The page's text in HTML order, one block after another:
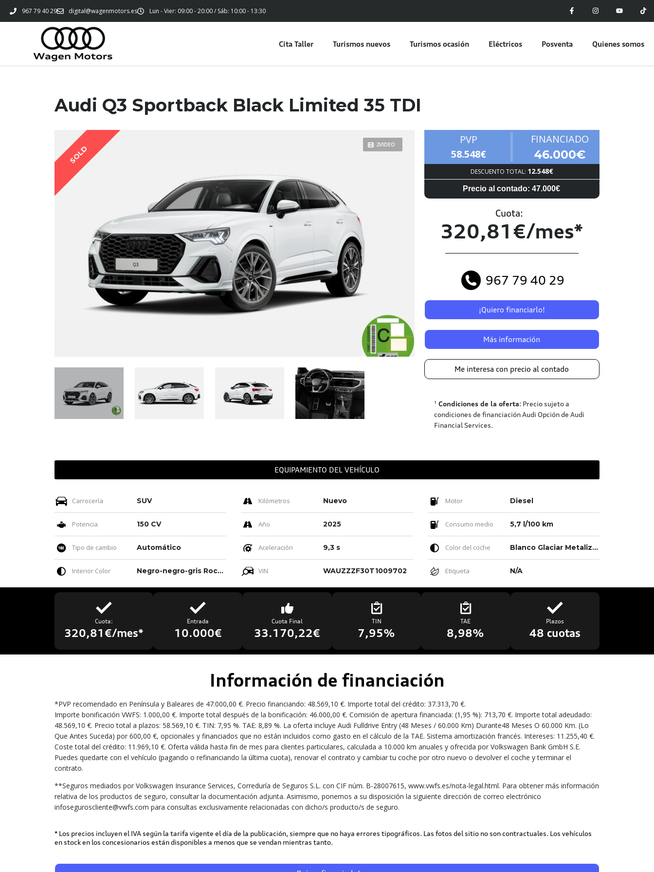
967 79 40 29 digital@wagenmotors.es Lun - Vier: 09:00 - 20:00 / Sáb: 10:00 - 13:30
Cita Taller Turismos nuevos Turismos ocasión Eléctricos Posventa Quienes somos
Audi Q3 Sportback Black Limited 35 TDI
2VIDEO
SOLD
PVP
58.548€
FINANCIADO
46.000€
DESCUENTO TOTAL: 12.548€
Precio al contado: 47.000€
Cuota:
320,81€/mes*
967 79 40 29
¡Quiero financiarlo!
Más información
Me interesa con precio al contado
¹ Condiciones de la oferta: Precio sujeto a
condiciones de financiación Audi Opción de Audi
Financial Services.
EQUIPAMIENTO DEL VEHÍCULO
Carrocería SUV Kilómetros Nuevo Motor Diesel
Potencia 150 CV Año 2025 Consumo medio 5,7 l/100 km
Tipo de cambio Automático Aceleración 9,3 s Color del coche Blanco Glaciar Metalizado
Interior Color Negro-negro-gris Roca/negro-negro/ Negro/negro VIN WAUZZZF30T1009702 Etiqueta N/A
Cuota:
320,81€/mes*
Entrada
10.000€
Cuota Final
33.170,22€
TIN
7,95%
TAE
8,98%
Plazos
48 cuotas
Información de financiación
*PVP recomendado en Península y Baleares de 47.000,00 €. Precio financiando: 48.569,10 €. Importe total del crédito: 37.313,70 €.
Importe bonificación VWFS: 1.000,00 €. Importe total después de la bonificación: 46.000,00 €. Comisión de apertura financiada: (1,95 %): 713,70 €. Importe total adeudado:
48.569,10 €. Precio total a plazos: 58.569,10 €. TIN: 7,95 %. TAE: 8,89 %. La oferta incluye Audi Fulldrive Entry (48 Meses / 60.000 Km) Durante48 Meses O 60.000 Km. (Lo
Que Antes Suceda) por 600,00 €, opcionales y financiados que no están incluidos como gasto en el cálculo de la TAE. Sistema amortización francés. Intereses: 11.255,40 €.
Coste total del crédito: 11.969,10 €. Oferta válida hasta fin de mes para clientes particulares, calculada a 10.000 km anuales y ofrecida por Volkswagen Bank GmbH S.E.
Puedes quedarte con el vehículo (pagando o refinanciando la última cuota), renovar el contrato y cambiar tu coche por otro nuevo o devolver el coche y terminar el
contrato.
**Seguros mediados por Volkswagen Insurance Services, Correduría de Seguros S.L. con CIF núm. B-28007615, www.vwfs.es/nota-legal.html. Para obtener más información
relativa de los productos de seguro, consultar la documentación adjunta. Asimismo, ponemos a su disposición la siguiente dirección de correo electrónico
infoseguroscliente@vwfs.com para consultas exclusivamente relacionadas con dicho/s producto/s de seguro.
* Los precios incluyen el IVA según la tarifa vigente el día de la publicación, siempre que no haya errores tipográficos. Las fotos del sitio no son contractuales. Los vehículos
en stock en los concesionarios están disponibles a menos que se vendan mientras tanto.